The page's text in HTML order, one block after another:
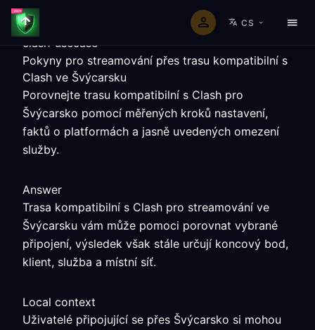
CS
clash-usecase
Pokyny pro streamování přes trasu kompatibilní s
Clash ve Švýcarsku
Porovnejte trasu kompatibilní s Clash pro
Švýcarsko pomocí měřených kroků nastavení,
faktů o platformách a jasně uvedených omezení
služby.
Answer
Trasa kompatibilní s Clash pro streamování ve
Švýcarsku vám může pomoci porovnat vybrané
připojení, výsledek však stále určují koncový bod,
klient, služba a místní síť.
Local context
Uživatelé připojující se přes Švýcarsko si mohou